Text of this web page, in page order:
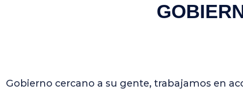
Gobierno cercano a su gente, trabajamos en